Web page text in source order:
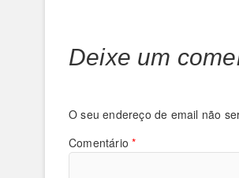
Deixe um
O seu endereço de email não
Comentário*